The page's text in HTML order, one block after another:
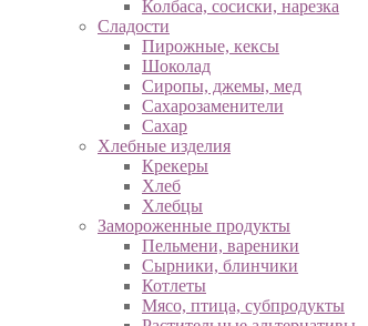
Колбаса, сосиски, нарезка
Сладости
Пирожные, кексы
Шоколад
Сиропы, джемы, мед
Сахарозаменители
Сахар
Хлебные изделия
Крекеры
Хлеб
Хлебцы
Замороженные продукты
Пельмени, вареники
Сырники, блинчики
Котлеты
Мясо, птица, субпродукты